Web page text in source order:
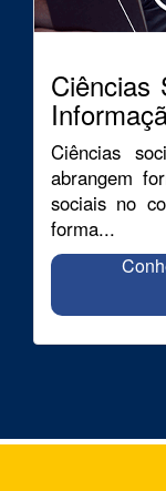
Ciências
Ciências
abrangem
sociais no
forma...